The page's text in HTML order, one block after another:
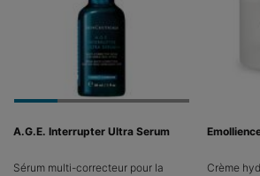
A.G.E. Interrupter Ultra Serum
Sérum multi-correcteur pour la
Crème